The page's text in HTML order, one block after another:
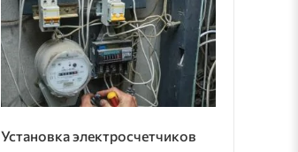
Установка электросчетчиков